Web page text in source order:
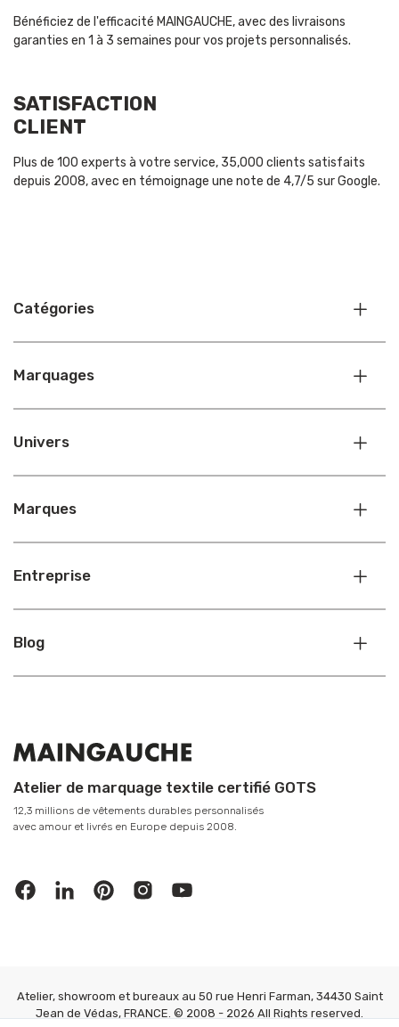
Bénéficiez de l'efficacité MAINGAUCHE, avec des livraisons
garanties en 1 à 3 semaines pour vos projets personnalisés.
SATISFACTION
CLIENT
Plus de 100 experts à votre service, 35,000 clients satisfaits
depuis 2008, avec en témoignage une note de 4,7/5 sur Google.
Catégories
Marquages
Univers
Marques
Entreprise
Blog
Atelier de marquage textile certifié GOTS
12,3 millions de vêtements durables personnalisés
avec amour et livrés en Europe depuis 2008.
Atelier, showroom et bureaux au 50 rue Henri Farman, 34430 Saint
Jean de Védas, FRANCE. © 2008 - 2026 All Rights reserved.